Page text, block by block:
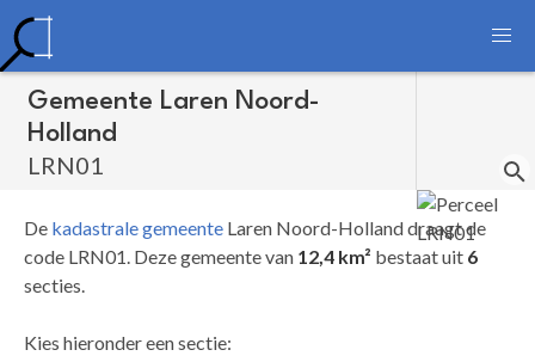
Gemeente Laren Noord-
Holland
LRN01
De kadastrale gemeente Laren Noord-Holland draagt de
code LRN01. Deze gemeente van 12,4 km² bestaat uit 6
secties.
Kies hieronder een sectie: